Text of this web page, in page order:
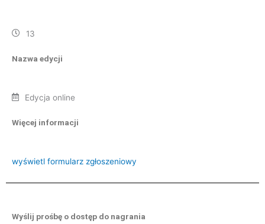
13
Nazwa edycji
Edycja online
Więcej informacji
wyświetl formularz zgłoszeniowy
Wyślij prośbę o dostęp do nagrania